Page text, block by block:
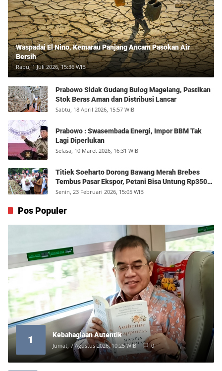
Waspadai El Nino, Kemarau Panjang Ancam Pasokan Air
Bersih
Rabu, 1 Juli 2026, 15:36 WIB
Prabowo Sidak Gudang Bulog Magelang, Pastikan
Stok Beras Aman dan Distribusi Lancar
Sabtu, 18 April 2026, 15:57 WIB
Prabowo : Swasembada Energi, Impor BBM Tak
Lagi Diperlukan
Selasa, 10 Maret 2026, 16:31 WIB
Titiek Soeharto Dorong Bawang Merah Brebes
Tembus Pasar Ekspor, Petani Bisa Untung Rp350
Juta per Hektare
Senin, 23 Februari 2026, 15:05 WIB
Pos Populer
1 Kebahagiaan Autentik
Jumat, 7 Agustus 2026, 10:25 WIB 0